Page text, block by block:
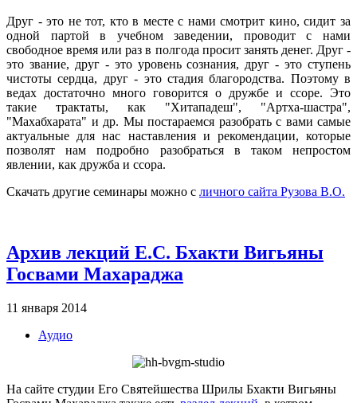
Друг - это не тот, кто в месте с нами смотрит кино, сидит за
одной партой в учебном заведении, проводит с нами
свободное время или раз в полгода просит занять денег. Друг -
это звание, друг - это уровень сознания, друг - это ступень
чистоты сердца, друг - это стадия благородства. Поэтому в
ведах достаточно много говорится о дружбе и ссоре. Это
такие трактаты, как "Хитападеш", "Артха-шастра",
"Махабхарата" и др. Мы постараемся разобрать с вами самые
актуальные для нас наставления и рекомендации, которые
позволят нам подробно разобраться в таком непростом
явлении, как дружба и ссора.
Скачать другие семинары можно с личного сайта Рузова В.О.
Архив лекций Е.С. Бхакти Вигьяны
Госвами Махараджа
11 января 2014
Аудио
На сайте студии Его Святейшества Шрилы Бхакти Вигьяны